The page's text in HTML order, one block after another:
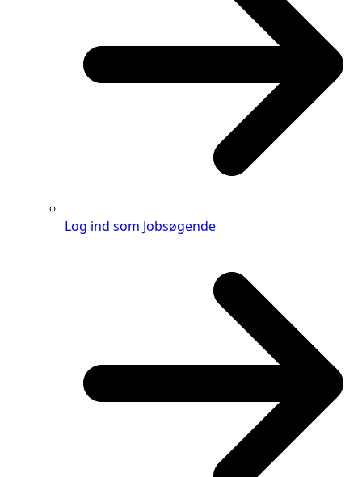
Log ind som Jobsøgende